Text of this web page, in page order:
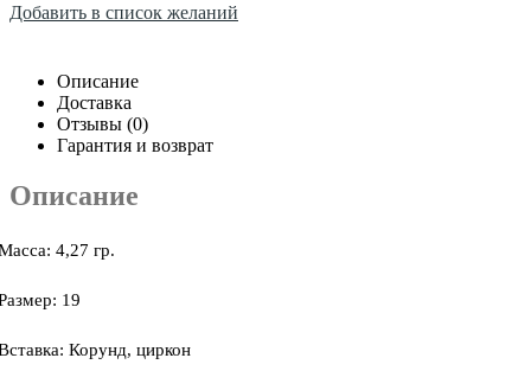
Добавить в список желаний
Описание
Доставка
Отзывы (0)
Гарантия и возврат
Описание
4,27 гр.
19
Корунд, циркон